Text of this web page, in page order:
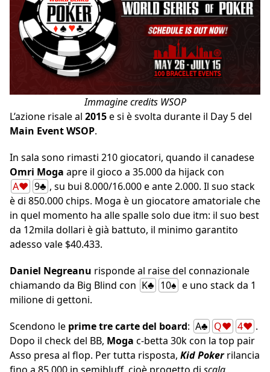
Immagine credits WSOP
L’azione risale al 2015e si è svolta durante il Day 5 del
Main Event WSOP.
In sala sono rimasti 210 giocatori, quando il canadese
Omri Moga apre il gioco a 35.000 da hijack con
A♥ 9♣ , su bui 8.000/16.000 e ante 2.000. Il suo stack
è di 850.000 chips. Moga è un giocatore amatoriale che
in quel momento ha alle spalle solo due itm: il suo best
da 12mila dollari è già battuto, il minimo garantito
adesso vale $40.433.
Daniel Negreanu risponde al raise del connazionale
chiamando da Big Blind con K♣ 10♠ e uno stack da 1
milione di gettoni.
Scendono le prime tre carte del board: A♣ Q♥ 4♥ .
Dopo il check del BB, Moga c-betta 30k con la top pair
Asso presa al flop. Per tutta risposta, Kid Pokerrilancia